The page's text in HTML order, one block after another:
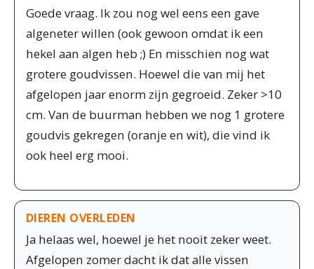
Goede vraag. Ik zou nog wel eens een gave
algeneter willen (ook gewoon omdat ik een
hekel aan algen heb ;) En misschien nog wat
grotere goudvissen. Hoewel die van mij het
afgelopen jaar enorm zijn gegroeid. Zeker >10
cm. Van de buurman hebben we nog 1 grotere
goudvis gekregen (oranje en wit), die vind ik
ook heel erg mooi.
DIEREN OVERLEDEN
Ja helaas wel, hoewel je het nooit zeker weet.
Afgelopen zomer dacht ik dat alle vissen